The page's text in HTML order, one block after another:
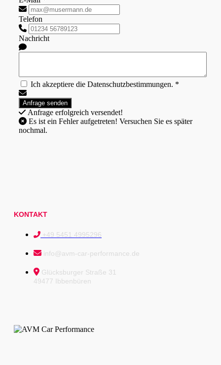
Telefon
Nachricht
Ich akzeptiere die Datenschutzbestimmungen. *
Anfrage erfolgreich versendet!
nochmal.
KONTAKT
+49 5451 4995296
info@avm-car-performance.de
Glücksburger Straße 31
49477 Ibbenbüren